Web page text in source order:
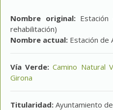
Nombre original:
rehabilitación)
Nombre actual: Estación de
Vía Verde:Camino Natural
Girona
Titularidad: Ayuntamiento